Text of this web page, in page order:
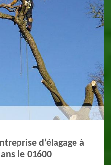
d’élagage à
le 01600